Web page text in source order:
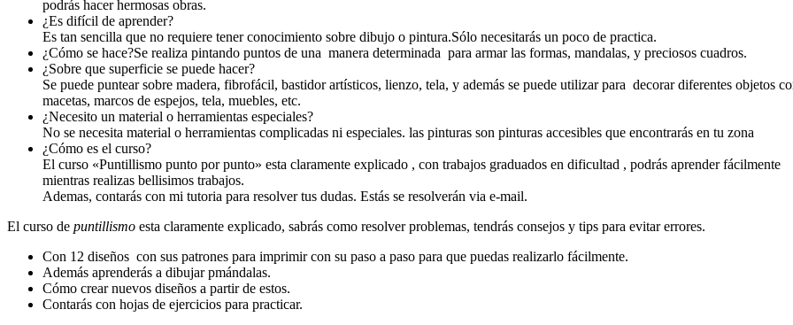
podrás hacer hermosas obras.
¿Es difícil de aprender?
Es tan sencilla que no requiere tener conocimiento sobre dibujo o pintura.Sólo necesitarás un poco de practica.
¿Cómo se hace?Se realiza pintando puntos de una manera determinada para armar las formas, mandalas, y preciosos cuadros.
¿Sobre que superficie se puede hacer?
Se puede puntear sobre madera, fibrofácil, bastidor artísticos, lienzo, tela, y además se puede utilizar para decorar diferentes objetos
macetas, marcos de espejos, tela, muebles, etc.
¿Necesito un material o herramientas especiales?
No se necesita material o herramientas complicadas ni especiales. las pinturas son pinturas accesibles que encontrarás en tu zona
¿Cómo es el curso?
El curso «Puntillismo punto por punto» esta claramente explicado , con trabajos graduados en dificultad , podrás aprender fácilmente
mientras realizas bellisimos trabajos.
Ademas, contarás con mi tutoria para resolver tus dudas. Estás se resolverán via e-mail.
El curso de puntillismo esta claramente explicado, sabrás como resolver problemas, tendrás consejos y tips para evitar errores.
Con 12 diseños con sus patrones para imprimir con su paso a paso para que puedas realizarlo fácilmente.
Además aprenderás a dibujar pmándalas.
Cómo crear nuevos diseños a partir de estos.
Contarás con hojas de ejercicios para practicar.